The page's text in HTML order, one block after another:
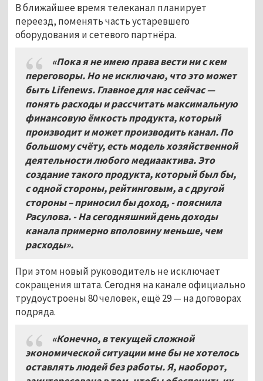
В ближайшее время телеканал планирует
переезд, поменять часть устаревшего
оборудования и сетевого партнёра.
«Пока я не имею права вести ни с кем
переговоры. Но не исключаю, что это может
быть Lifenews. Главное для нас сейчас —
понять расходы и рассчитать максимальную
финансовую ёмкость продукта, который
производит и может производить канал. По
большому счёту, есть модель хозяйственной
деятельности любого медиаактива. Это
создание такого продукта, который был бы,
с одной стороны, рейтинговым, а с другой
стороны – приносил бы доход, - пояснила
Расулова. - На сегодняшний день доходы
канала примерно вполовину меньше, чем
расходы».
При этом новый руководитель не исключает
сокращения штата. Сегодня на канале официально
трудоустроены 80 человек, ещё 29 — на договорах
подряда.
«Конечно, в текущей сложной
экономической ситуации мне бы не хотелось
оставлять людей без работы. Я, наоборот,